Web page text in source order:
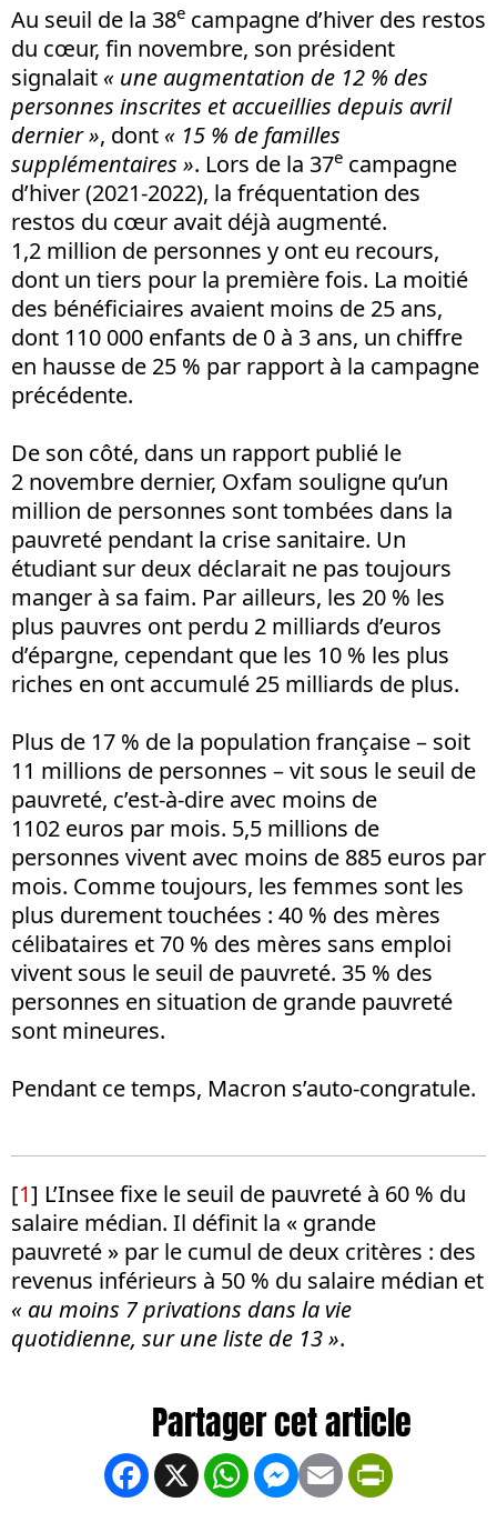
Au seuil de la 38e campagne d’hiver des restos
du cœur, fin novembre, son président
signalait « une augmentation de 12 % des
personnes inscrites et accueillies depuis avril
dernier », dont « 15 % de familles
supplémentaires ». Lors de la 37e campagne
d’hiver (2021-2022), la fréquentation des
restos du cœur avait déjà augmenté.
1,2 million de personnes y ont eu recours,
dont un tiers pour la première fois. La moitié
des bénéficiaires avaient moins de 25 ans,
dont 110 000 enfants de 0 à 3 ans, un chiffre
en hausse de 25 % par rapport à la campagne
précédente.
De son côté, dans un rapport publié le
2 novembre dernier, Oxfam souligne qu’un
million de personnes sont tombées dans la
pauvreté pendant la crise sanitaire. Un
étudiant sur deux déclarait ne pas toujours
manger à sa faim. Par ailleurs, les 20 % les
plus pauvres ont perdu 2 milliards d’euros
d’épargne, cependant que les 10 % les plus
riches en ont accumulé 25 milliards de plus.
Plus de 17 % de la population française – soit
11 millions de personnes – vit sous le seuil de
pauvreté, c’est-à-dire avec moins de
1102 euros par mois. 5,5 millions de
personnes vivent avec moins de 885 euros par
mois. Comme toujours, les femmes sont les
plus durement touchées : 40 % des mères
célibataires et 70 % des mères sans emploi
vivent sous le seuil de pauvreté. 35 % des
personnes en situation de grande pauvreté
sont mineures.
Pendant ce temps, Macron s’auto-congratule.
[1] L’Insee fixe le seuil de pauvreté à 60 % du
salaire médian. Il définit la « grande
pauvreté » par le cumul de deux critères : des
revenus inférieurs à 50 % du salaire médian et
« au moins 7 privations dans la vie
quotidienne, sur une liste de 13 ».
Facebook
X WhatsApp
Messenger
Email